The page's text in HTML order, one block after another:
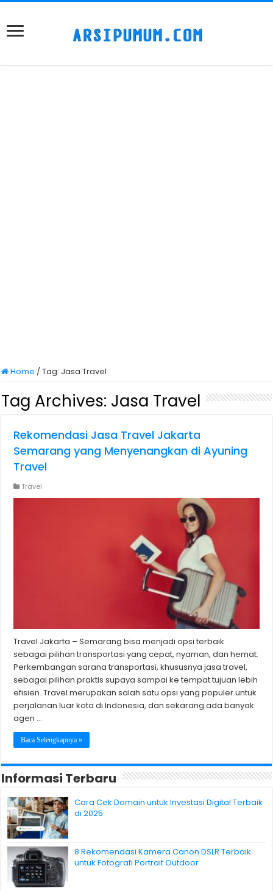
Home /Tag: Jasa Travel
Tag Archives: Jasa Travel
Rekomendasi Jasa Travel Jakarta
Semarang yang Menyenangkan di Ayuning
Travel
Travel
Travel Jakarta – Semarang bisa menjadi opsi terbaik
sebagai pilihan transportasi yang cepat, nyaman, dan hemat.
Perkembangan sarana transportasi, khususnya jasa travel,
sebagai pilihan praktis supaya sampai ke tempat tujuan lebih
efisien. Travel merupakan salah satu opsi yang populer untuk
perjalanan luar kota di Indonesia, dan sekarang ada banyak
agen …
Baca Selengkapnya »
Informasi Terbaru
Cara Cek Domain untuk Investasi Digital Terbaik
di 2025
8 Rekomendasi Kamera Canon DSLR Terbaik
untuk Fotografi Portrait Outdoor